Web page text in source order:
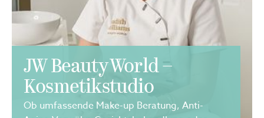
JW Beauty World –
Kosmetikstudio
Ob umfassende Make-up Beratung, Anti-